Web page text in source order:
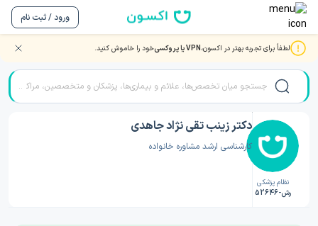
ورود / ثبت نام
لطفاً برای تجربه بهتر در اکسون،VPN یا پروکسی خود را خاموش کنید. صفحه اصلی/دکتر روانشناسی/دکتر زینب تقی نژاد جاهدی
نظام پزشکی
رش-52646
دکتر زینب تقی نژاد جاهدی
کارشناسی ارشد مشاوره خانواده